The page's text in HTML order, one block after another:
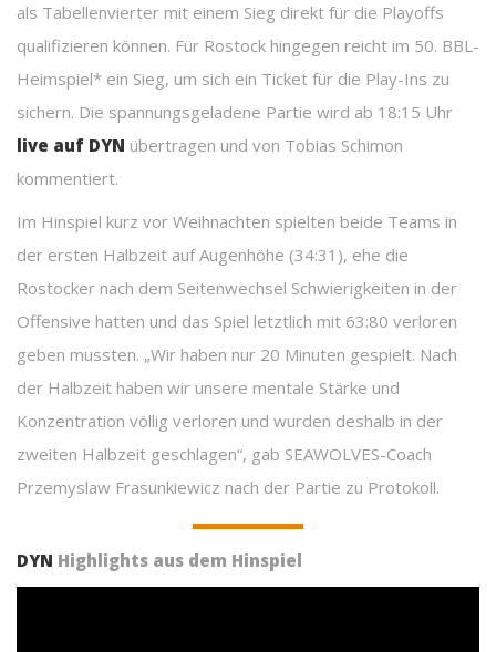
als Tabellenvierter mit einem Sieg direkt für die Playoffs
qualifizieren können. Für Rostock hingegen reicht im 50. BBL-
Heimspiel* ein Sieg, um sich ein Ticket für die Play-Ins zu
sichern. Die spannungsgeladene Partie wird ab 18:15 Uhr
live auf DYN übertragen und von Tobias Schimon
kommentiert.
Im Hinspiel kurz vor Weihnachten spielten beide Teams in
der ersten Halbzeit auf Augenhöhe (34:31), ehe die
Rostocker nach dem Seitenwechsel Schwierigkeiten in der
Offensive hatten und das Spiel letztlich mit 63:80 verloren
geben mussten. „Wir haben nur 20 Minuten gespielt. Nach
der Halbzeit haben wir unsere mentale Stärke und
Konzentration völlig verloren und wurden deshalb in der
zweiten Halbzeit geschlagen“, gab SEAWOLVES-Coach
Przemyslaw Frasunkiewicz nach der Partie zu Protokoll.
DYN Highlights aus dem Hinspiel